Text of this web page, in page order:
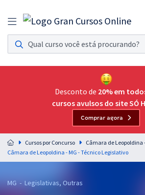
Assinatura Ilimitada 11
Acesso a todos os cursos. Teste grátis por 7 dias!
Assinatura OAB Até Passar
Acesso ilimitado a toda preparação para o Exame da
Residências Multiprofissionais
Preparação completa e intensiva para as principais
residências em saúde do Brasil
Desconto de 20% em
cursos avulsos do site SÓ
Comprar agora
Cursos por Concurso
Câmara de Leopoldina
Câmara de Leopoldina - MG - Técnico Legislativo
MG - Legislativas, Outras